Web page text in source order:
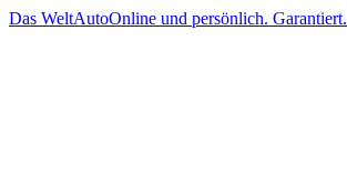
Das WeltAutoOnline und persönlich. Garantiert.